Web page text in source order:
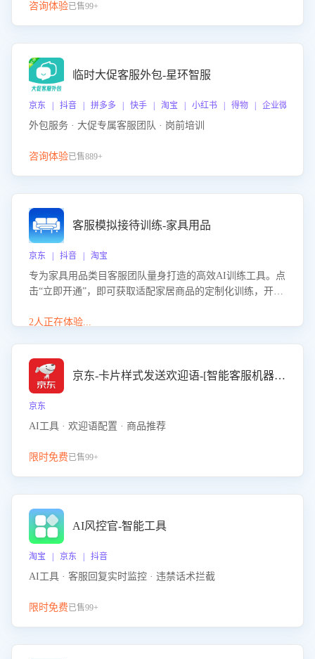
咨询体验已售99+
临时大促客服外包-星环智服
京东 | 抖音 | 拼多多 | 快手 | 淘宝 | 小红书 | 得物 | 企业微信
外包服务 · 大促专属客服团队 · 岗前培训
咨询体验已售889+
客服模拟接待训练-家具用品
京东 | 抖音 | 淘宝
专为家具用品类目客服团队量身打造的高效AI训练工具。点
击“立即开通”，即可获取适配家居商品的定制化训练，开启
能、尺寸参数咨询等高频场景下的专业应对能力。
2人正在体验...
京东-卡片样式发送欢迎语-[智能客服机器人]
京东
AI工具 · 欢迎语配置 · 商品推荐
限时免费已售99+
AI风控官-智能工具
淘宝 | 京东 | 抖音
AI工具 · 客服回复实时监控 · 违禁话术拦截
限时免费已售99+